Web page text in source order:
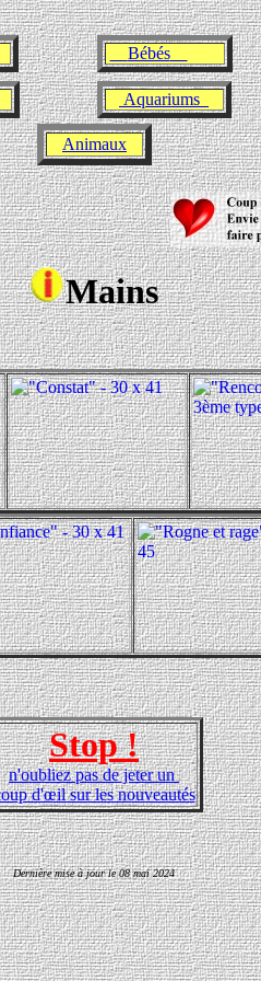
Bébés
Aquariums
Animaux
Mains
Stop !
n'oubliez pas de jeter un
d'œil sur les nouveautés
Dernière mise à jour le08 mai 2024